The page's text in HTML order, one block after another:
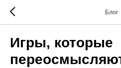
Блог
Игры, которые